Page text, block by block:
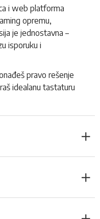
i web platforma
opremu,
je jednostavna –
isporuku i
pravo rešenje
idealanu tastaturu